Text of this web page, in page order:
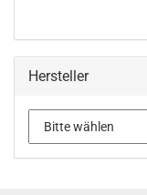
Hersteller